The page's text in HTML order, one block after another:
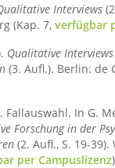
Interviews
(Kap. 7, verfügbar
Qualitative
(3. Aufl.). Berlin: de
Fallauswahl. In G.
Forschung in der
(2. Aufl., S. 19-
per Campuslizenz)